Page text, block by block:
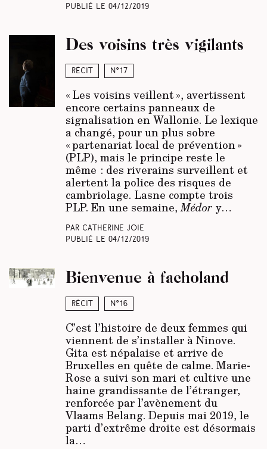
Publié le 04/12/2019
Récit N°17
Des voisins très vigilants
« Les voisins veillent », avertissent
encore certains panneaux de
signalisation en Wallonie. Le lexique
a changé, pour un plus sobre
« partenariat local de prévention »
(PLP), mais le principe reste le
même : des riverains surveillent et
alertent la police des risques de
cambriolage. Lasne compte trois
PLP. En une semaine,Médory…
Par Catherine Joie
Publié le 04/12/2019
Récit N°16
Bienvenue à facholand
C’est l’histoire de deux femmes qui
viennent de s’installer à Ninove.
Gita est népalaise et arrive de
Bruxelles en quête de calme. Marie-
Rose a suivi son mari et cultive une
haine grandissante de l’étranger,
renforcée par l’avènement du
Vlaams Belang. Depuis mai 2019, le
parti d’extrême droite est désormais
la…